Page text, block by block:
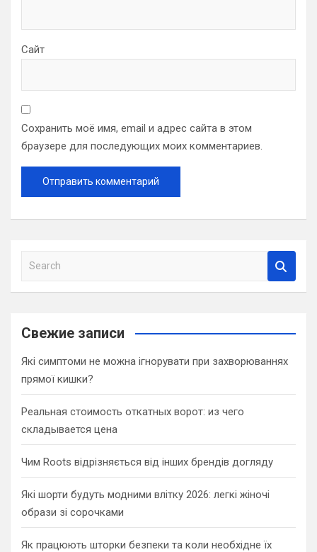
Сайт
Сохранить моё имя, email и адрес сайта в этом
браузере для последующих моих комментариев.
a
c
Свежие записи
Які симптоми не можна ігнорувати при захворюваннях
прямої кишки?
Реальная стоимость откатных ворот: из чего
складывается цена
Чим Roots відрізняється від інших брендів догляду
Які шорти будуть модними влітку 2026: легкі жіночі
образи зі сорочками
Як працюють шторки безпеки та коли необхідне їх